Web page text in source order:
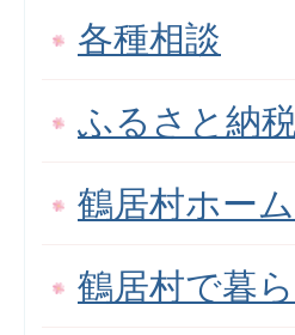
各種相談
ふるさと納
鶴居村ホー
鶴居村で暮